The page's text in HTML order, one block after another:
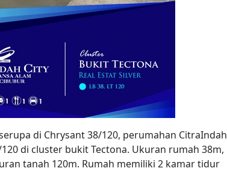
di Chrysant 38/120, perumahan CitraIndah
di cluster bukit Tectona. Ukuran rumah 38m,
tanah 120m. Rumah memiliki 2 kamar tidur